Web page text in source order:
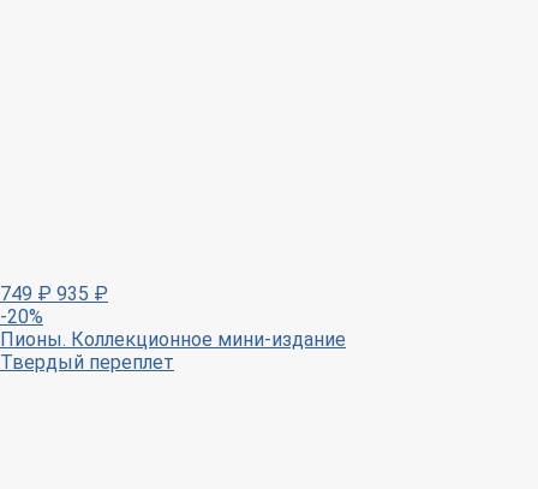
749 ₽ 935 ₽
-20%
Пионы. Коллекционное мини-издание
Твердый переплет